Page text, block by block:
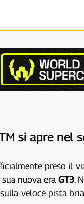
si apre
preso il
nuova era GT3.
veloce pista